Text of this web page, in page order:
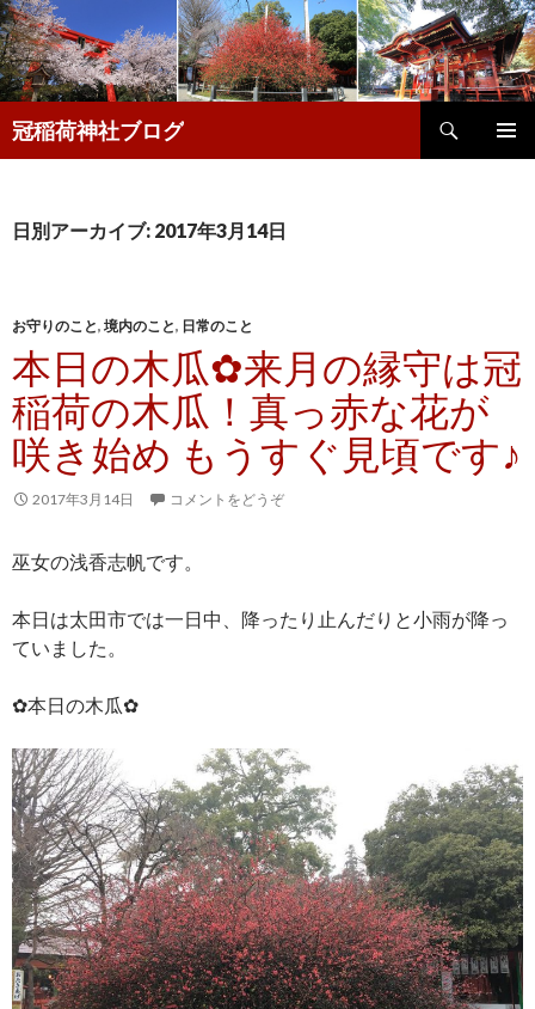
冠稲荷神社ブログ
索
ン
動
日別アーカイブ: 2017年3月14日
お守りのこと, 境内のこと, 日常のこと
本日の木瓜✿来月の縁守は冠
稲荷の木瓜！真っ赤な花が
咲き始め もうすぐ見頃です♪
2017年3月14日 コメントをどうぞ
巫女の浅香志帆です。
本日は太田市では一日中、降ったり止んだりと小雨が降っ
ていました。
✿本日の木瓜✿